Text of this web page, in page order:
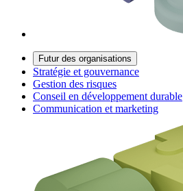
Futur des organisations
Stratégie et gouvernance
Gestion des risques
Conseil en développement durable
Communication et marketing